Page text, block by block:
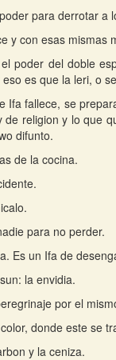
para derrotar a
y con esas mismas
poder del doble
es que la leri, o
Ifa fallece, se
de religion y lo que
difunto.
de la cocina.
para no perder.
Es un Ifa de
la envidia.
por el
donde este se
y la ceniza.